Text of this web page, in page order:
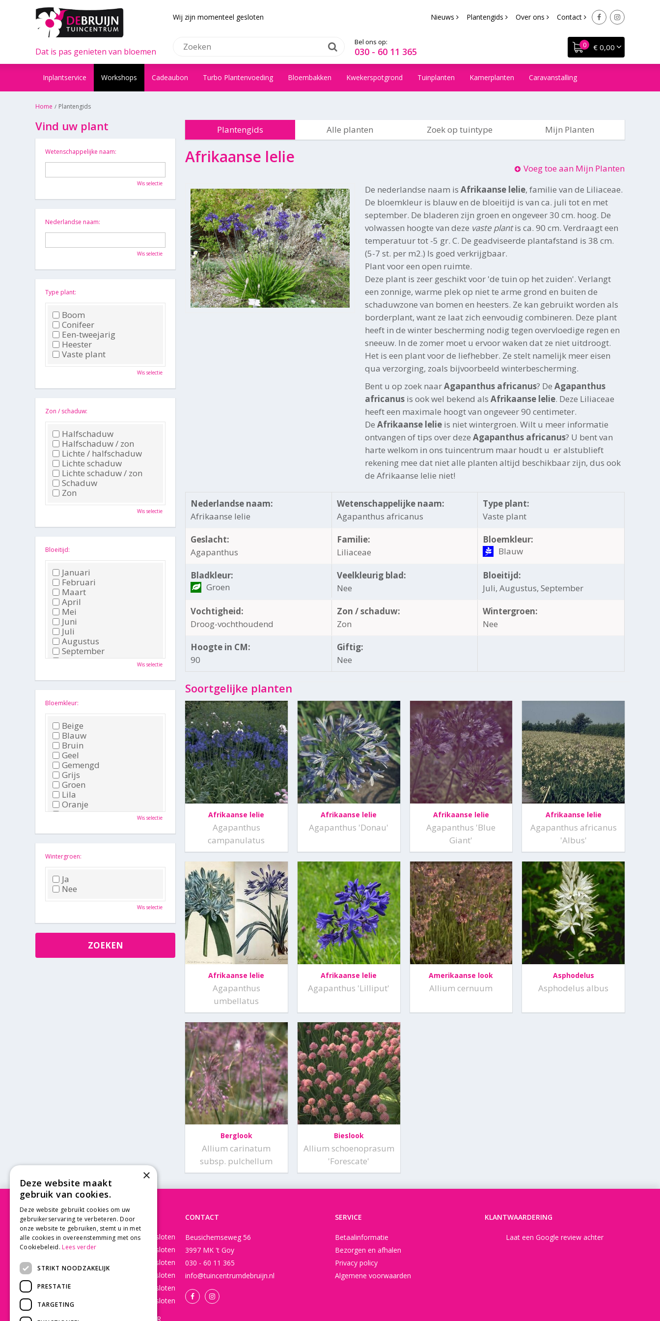
Home Plantengids
Wij zijn momenteel gesloten
Dat is pas genieten van bloemen
Nieuws Plantengids Over ons Contact
€ 0,00
Bel ons op:
030 - 60 11 365
Inplantservice Workshops Cadeaubon Turbo Plantenvoeding Bloembakken Kwekerspotgrond Tuinplanten Kamerplanten Caravanstalling
Plantengids Alle planten Zoek op tuintype Mijn Planten
Afrikaanse lelie
Voeg toe aan Mijn Planten
De nederlandse naam is Afrikaanse lelie, familie van de Liliaceae.
De bloemkleur is blauw en de bloeitijd is van ca. juli tot en met
september. De bladeren zijn groen en ongeveer 30 cm. hoog. De
volwassen hoogte van deze vaste plantis ca. 90 cm. Verdraagt een
temperatuur tot -5 gr. C. De geadviseerde plantafstand is 38 cm.
(5-7 st. per m2.) Is goed verkrijgbaar.
Plant voor een open ruimte.
Deze plant is zeer geschikt voor 'de tuin op het zuiden'. Verlangt
een zonnige, warme plek op niet te arme grond en buiten de
schaduwzone van bomen en heesters. Ze kan gebruikt worden als
borderplant, want ze laat zich eenvoudig combineren. Deze plant
heeft in de winter bescherming nodig tegen overvloedige regen en
sneeuw. In de zomer moet u ervoor waken dat ze niet uitdroogt.
Het is een plant voor de liefhebber. Ze stelt namelijk meer eisen
qua verzorging, zoals bijvoorbeeld winterbescherming.
Bent u op zoek naarAgapanthus africanus? De Agapanthus
africanus is ook wel bekend als Afrikaanse lelie. Deze Liliaceae
heeft een maximale hoogt van ongeveer 90 centimeter.
De Afrikaanse lelie is niet wintergroen. Wilt u meer informatie
ontvangen of tips over deze Agapanthus africanus? U bent van
harte welkom in ons tuincentrum maar houdt u er alstublieft
rekening mee dat niet alle planten altijd beschikbaar zijn, dus ook
de Afrikaanse lelie niet!
Nederlandse naam:
Afrikaanse lelie
Wetenschappelijke naam:
Agapanthus africanus
Type plant:
Vaste plant
Geslacht:
Agapanthus
Familie:
Liliaceae
Bloemkleur:
Blauw
Bladkleur:
Groen
Veelkleurig blad:
Nee
Bloeitijd:
Juli, Augustus, September
Vochtigheid:
Droog-vochthoudend
Zon / schaduw:
Zon
Wintergroen:
Nee
Hoogte in CM:
90
Giftig:
Nee
Soortgelijke planten
Afrikaanse lelie
Agapanthus
campanulatus
Afrikaanse lelie
Agapanthus 'Donau'
Afrikaanse lelie
Agapanthus 'Blue
Giant'
Afrikaanse lelie
Agapanthus africanus
'Albus'
Afrikaanse lelie
Agapanthus
umbellatus
Afrikaanse lelie
Agapanthus 'Lilliput'
Amerikaanse look
Allium cernuum
Asphodelus
Asphodelus albus
Berglook
Allium carinatum
subsp. pulchellum
Bieslook
Allium schoenoprasum
'Forescate'
Vind uw plant
Wetenschappelijke naam:
Wis selectie
Nederlandse naam:
Wis selectie
Type plant:
Boom
Conifeer
Een-tweejarig
Heester
Vaste plant
Wis selectie
Zon / schaduw:
Halfschaduw
Halfschaduw / zon
Lichte / halfschaduw
Lichte schaduw
Lichte schaduw / zon
Schaduw
Zon
Wis selectie
Bloeitijd:
Januari
Februari
Maart
April
Mei
Juni
Juli
Augustus
September
Oktober
December
Wis selectie
Bloemkleur:
Beige
Blauw
Bruin
Geel
Gemengd
Grijs
Groen
Lila
Oranje
Paars
Roze
Zwart
Wis selectie
Wintergroen:
Ja
Nee
Wis selectie
OPENINGSTIJDEN
Maandag
Gesloten
Dinsdag
Gesloten
Gesloten
Gesloten
Vrijdag
Gesloten
Zaterdag
Gesloten
WEBSHOP OPEN 24/7 365 DAGEN PER
CONTACT
Beusichemseweg 56
3997 MK 't Goy
030 - 60 11 365
info@tuincentrumdebruijn.nl
SERVICE
Betaalinformatie
Bezorgen en afhalen
Privacy policy
Algemene voorwaarden
KLANTWAARDERING
Laat een Google review achter
×
Deze website maakt
gebruik van cookies.
Deze website gebruikt cookies om uw
gebruikerservaring te verbeteren. Door
onze website te gebruiken, stemt u in met
alle cookies in overeenstemming met ons
Cookiebeleid. Lees verder
STRIKT NOODZAKELIJK
PRESTATIE
TARGETING